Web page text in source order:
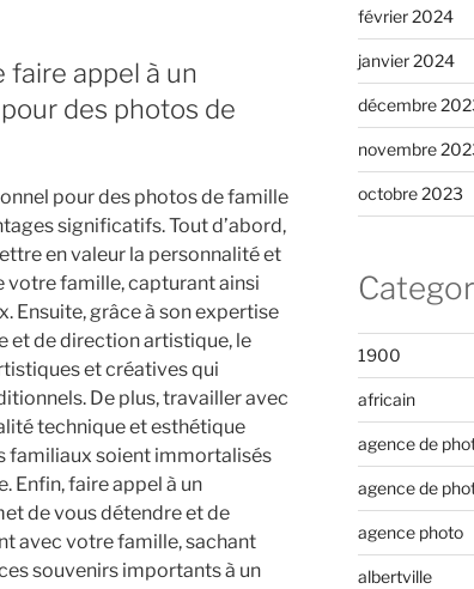
faire appel à un
des photos de
pour des photos de famille
significatifs. Tout d’abord,
en valeur la personnalité et
votre famille, capturant ainsi
Ensuite, grâce à son expertise
et de direction artistique, le
et créatives qui
De plus, travailler avec
technique et esthétique
familiaux soient immortalisés
Enfin, faire appel à un
de vous détendre et de
avec votre famille, sachant
souvenirs importants à un
février 2024
janvier 2024
décembre
novembre
octobre 2023
1900
africain
agence de
agence de
agence photo
albertville